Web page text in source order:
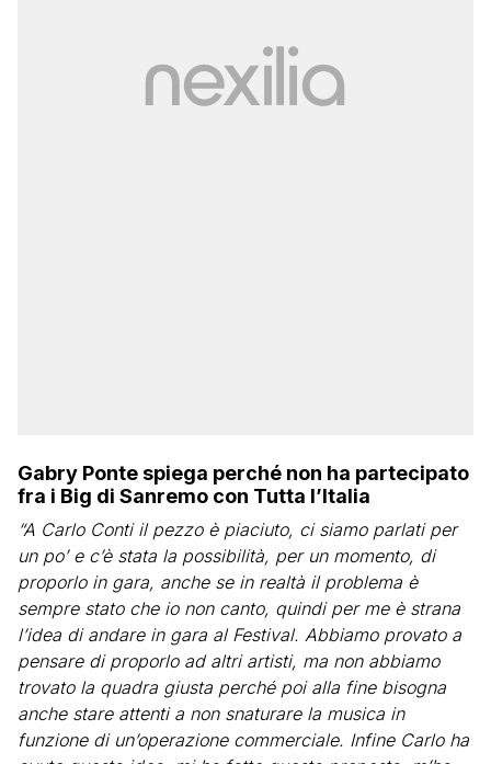
Gabry Ponte spiega perché non ha partecipato
fra i Big di Sanremo con Tutta l’Italia
“A Carlo Conti il pezzo è piaciuto, ci siamo parlati per
un po’ e c’è stata la possibilità, per un momento, di
proporlo in gara, anche se in realtà il problema è
sempre stato che io non canto, quindi per me è strana
l’idea di andare in gara al Festival. Abbiamo provato a
pensare di proporlo ad altri artisti, ma non abbiamo
trovato la quadra giusta perché poi alla fine bisogna
anche stare attenti a non snaturare la musica in
funzione di un’operazione commerciale. Infine Carlo ha